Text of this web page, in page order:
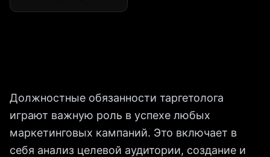
Должностные обязанности таргетолога
играют важную роль в успехе любых
маркетинговых кампаний. Это включает в
себя анализ целевой аудитории, создание и